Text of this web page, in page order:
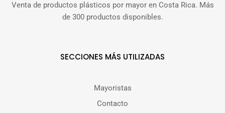
Venta de productos plásticos por mayor en Costa Rica. Más
de 300 productos disponibles.
SECCIONES MÁS UTILIZADAS
Mayoristas
Contacto